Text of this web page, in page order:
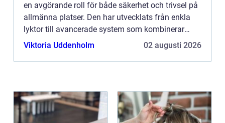
en avgörande roll för både säkerhet och trivsel på
allmänna platser. Den har utvecklats från enkla
lyktor till avancerade system som kombinerar
hållbarhet,...
Viktoria Uddenholm 02 augusti 2026